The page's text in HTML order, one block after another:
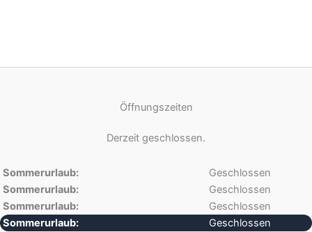
Öffnungszeiten
Derzeit geschlossen.
Sommerurlaub:
Geschlossen
Sommerurlaub:
Geschlossen
Sommerurlaub:
Geschlossen
Sommerurlaub:
Geschlossen